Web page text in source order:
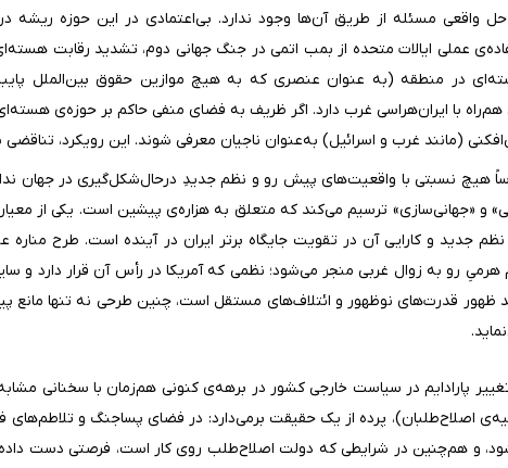
واقعی مسئله از طریق آن‌ها وجود ندارد. بی‌اعتمادی در این حوزه
عملی ایالات متحده از بمب اتمی در جنگ جهانی دوم، تشدید رقابت
در منطقه (به عنوان عنصری که به هیچ موازین حقوق بین‌الملل
هم‌راه با ایران‌هراسی غرب دارد. اگر ظریف به فضای منفی حاکم بر حوزه‌ی
(مانند غرب و اسرائیل) به‌عنوان ناجیان معرفی شوند. این رویکرد، تناقضی
هیچ نسبتی با واقعیت‌های پیش رو و نظم جدیدِ درحال‌شکل‌گیری در جهان
و «جهانی‌سازی» ترسیم می‌کند که متعلق به هزاره‌ی پیشین است. یکی از
جدید و کارایی آن در تقویت جایگاه برتر ایران در آینده است. طرح
رو به زوال غربی منجر می‌شود؛ نظمی که آمریکا در رأس آن قرار دارد و
ظهور قدرت‌های نوظهور و ائتلاف‌های مستقل است، چنین طرحی نه تنها مانع
اصلاح‌طلبان)، پرده از یک حقیقت برمی‌دارد: در فضای پساجنگ و
و هم‌چنین در شرایطی که دولت اصلاح‌طلب روی کار است، فرصتی دست